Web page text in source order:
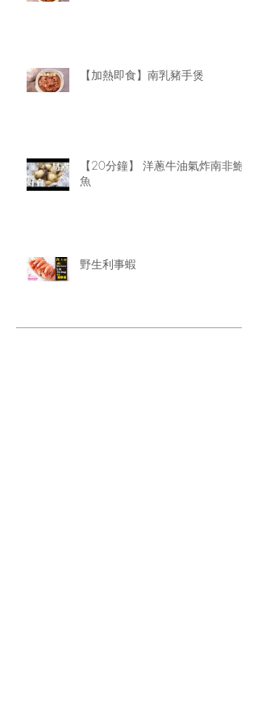
【加熱即食】南乳豬手煲
【20分鐘】 洋蔥牛油氣炸南非鮑
魚
野生利事蝦